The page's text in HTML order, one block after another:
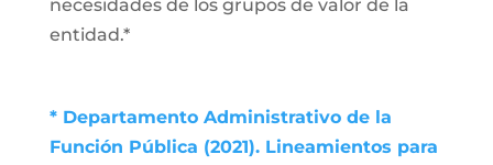
necesidades de los grupos de valor de la
entidad.*
* Departamento Administrativo de la
Función Pública (2021). Lineamientos para